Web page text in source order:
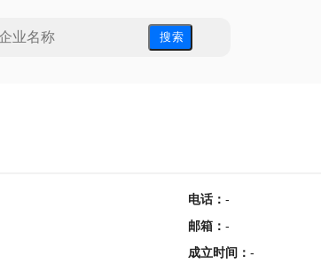
搜 索
电话： -
邮箱 ： -
成立时间 ： -